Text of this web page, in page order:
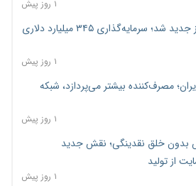
۱ روز پیش
جنگ کریدورها وارد فاز جدید شد؛ سرمایه‌گذاری ۳۴۵ میلیارد دلاری
۱ روز پیش
مصرف‌کننده بیشتر می‌پردازد، شبکه
۱ روز پیش
بدون خلق نقدینگی؛ نقش جدید
از تولید
۱ روز پیش